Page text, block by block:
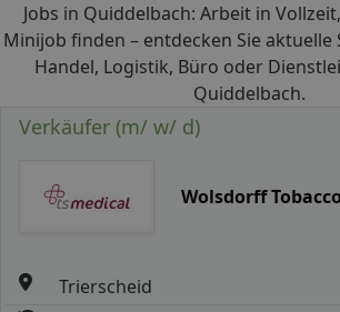
Jobs in Quiddelbach: Arbeit in
Minijob finden – entdecken Sie aktuelle
Handel, Logistik, Büro oder
Quiddelbach.
Verkäufer (m/ w/ d)
Wolsdorff
Trierscheid